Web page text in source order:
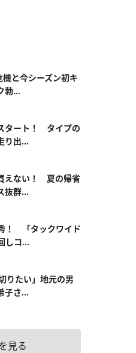
機と今シーズン初キ
勃...
タート！ タイプの
り出...
えない！ 夏の帰省
抜群...
！ 「タックワイド
しコ...
りたい」地元の男
子さ...
見る